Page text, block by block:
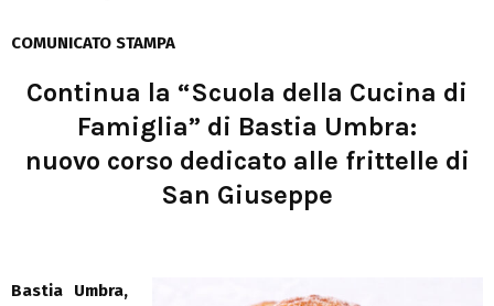
COMUNICATO STAMPA
Continua la “Scuola della Cucina di
Famiglia” di Bastia Umbra:
nuovo corso dedicato alle frittelle di
San Giuseppe
Bastia Umbra,